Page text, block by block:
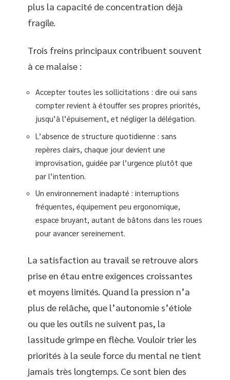
plus la capacité de concentration déjà
fragile.
Trois freins principaux contribuent souvent
à ce malaise :
Accepter toutes les sollicitations : dire oui sans
compter revient à étouffer ses propres priorités,
jusqu’à l’épuisement, et négliger la délégation.
L’absence de structure quotidienne : sans
repères clairs, chaque jour devient une
improvisation, guidée par l’urgence plutôt que
par l’intention.
Un environnement inadapté : interruptions
fréquentes, équipement peu ergonomique,
espace bruyant, autant de bâtons dans les roues
pour avancer sereinement.
La satisfaction au travail se retrouve alors
prise en étau entre exigences croissantes
et moyens limités. Quand la pression n’a
plus de relâche, que l’autonomie s’étiole
ou que les outils ne suivent pas, la
lassitude grimpe en flèche. Vouloir trier les
priorités à la seule force du mental ne tient
jamais très longtemps. Ce sont bien des